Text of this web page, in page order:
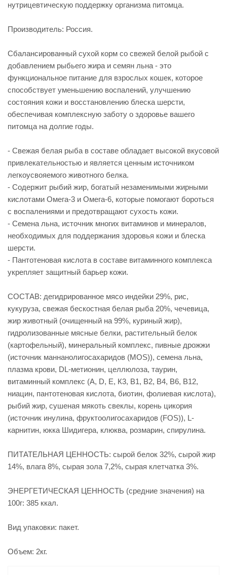
нутрицевтическую поддержку организма питомца.
Производитель: Россия.
Сбалансированный сухой корм со свежей белой рыбой с
добавлением рыбьего жира и семян льна - это
функциональное питание для взрослых кошек, которое
способствует уменьшению воспалений, улучшению
состояния кожи и восстановлению блеска шерсти,
обеспечивая комплексную заботу о здоровье вашего
питомца на долгие годы.
- Свежая белая рыба в составе обладает высокой вкусовой
привлекательностью и является ценным источником
легкоусвояемого животного белка.
- Содержит рыбий жир, богатый незаменимыми жирными
кислотами Омега-3 и Омега-6, которые помогают бороться
с воспалениями и предотвращают сухость кожи.
- Семена льна, источник многих витаминов и минералов,
необходимых для поддержания здоровья кожи и блеска
шерсти.
- Пантотеновая кислота в составе витаминного комплекса
укрепляет защитный барьер кожи.
СОСТАВ: дегидрированное мясо индейки 29%, рис,
кукуруза, свежая бескостная белая рыба 20%, чечевица,
жир животный (очищенный на 99%, куриный жир),
гидролизованные мясные белки, растительный белок
(картофельный), минеральный комплекс, пивные дрожжи
(источник маннанолигосахаридов (MOS)), семена льна,
плазма крови, DL-метионин, целлюлоза, таурин,
витаминный комплекс (А, D, E, К3, В1, В2, В4, В6, В12,
ниацин, пантотеновая кислота, биотин, фолиевая кислота),
рыбий жир, сушеная мякоть свеклы, корень цикория
(источник инулина, фруктоолигосахаридов (FOS)), L-
карнитин, юкка Шидигера, клюква, розмарин, спирулина.
ПИТАТЕЛЬНАЯ ЦЕННОСТЬ: сырой белок 32%, сырой жир
14%, влага 8%, сырая зола 7,2%, сырая клетчатка 3%.
ЭНЕРГЕТИЧЕСКАЯ ЦЕННОСТЬ (средние значения) на
100г: 385 ккал.
Вид упаковки: пакет.
Объем: 2кг.